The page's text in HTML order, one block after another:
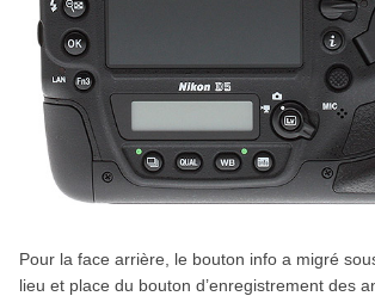
Pour la face arrière, le bouton info a migré
lieu et place du bouton d’enregistrement des